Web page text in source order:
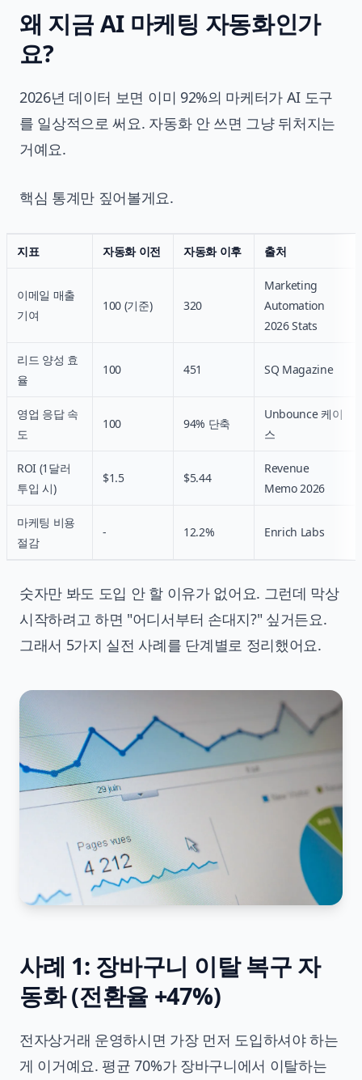
왜 지금 AI 마케팅 자동화인가
요?
2026년 데이터 보면 이미 92%의 마케터가 AI 도구
를 일상적으로 써요. 자동화 안 쓰면 그냥 뒤처지는
거예요.
핵심 통계만 짚어볼게요.
지표 자동화 이전 자동화 이후 출처
이메일 매출
기여
100 (기준) 320
Marketing
Automation
2026 Stats
리드 양성 효
율
100 451 SQ Magazine
영업 응답 속
도
100 94% 단축
Unbounce 케이
스
ROI (1달러
투입 시)
$1.5 $5.44
Revenue
Memo 2026
마케팅 비용
절감
- 12.2% Enrich Labs
숫자만 봐도 도입 안 할 이유가 없어요. 그런데 막상
시작하려고 하면 "어디서부터 손대지?" 싶거든요.
그래서 5가지 실전 사례를 단계별로 정리했어요.
사례 1: 장바구니 이탈 복구 자
동화 (전환율 +47%)
전자상거래 운영하시면 가장 먼저 도입하셔야 하는
게 이거예요. 평균 70%가 장바구니에서 이탈하는